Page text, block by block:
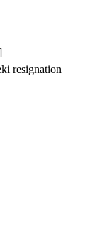
resignation